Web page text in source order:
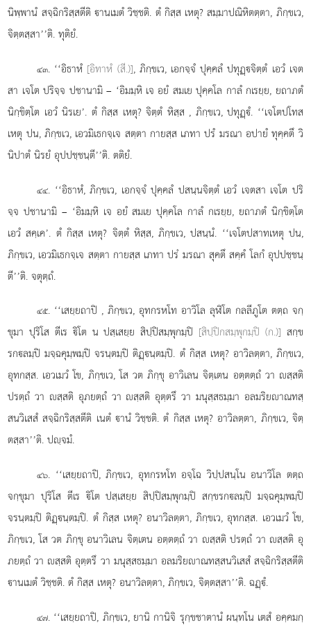
นิพฺพานํ สจฺฉิกริสฺสตีติ านเมตํ วิชฺชติ. ตํ กิสฺส เหตุ? สมฺมาปณิหิตตฺตา, ภิกฺขเว,
จิตฺตสฺสา’’ติ. ทุติยํ.
๔๓. ‘‘อิธาหํ [อิทาหํ (สี.)], ภิกฺขเว, เอกจฺจํ ปุคฺคลํ ปทุฏฺจิตฺตํ เอวํ เจต
สา เจโต ปริจฺจ ปชานามิ – ‘อิมมฺหิ เจ อยํ สมเย ปุคฺคโล กาลํ กเรยฺย, ยถาภตํ
นิกฺขิตฺโต เอวํ นิรเย’. ตํ กิสฺส เหตุ? จิตฺตํ หิสฺส , ภิกฺขเว, ปทุฏฺํ. ‘‘เจโตปโทส
เหตุ ปน, ภิกฺขเว, เอวมิเธกจฺเจ สตฺตา กายสฺส เภทา ปรํ มรณา อปายํ ทุคฺคตึ วิ
นิปาตํ นิรยํ อุปปชฺชนฺตี’’ติ. ตติยํ.
๔๔. ‘‘อิธาหํ, ภิกฺขเว, เอกจฺจํ ปุคฺคลํ ปสนฺนจิตฺตํ เอวํ เจตสา เจโต ปริ
จฺจ ปชานามิ – ‘อิมมฺหิ เจ อยํสมเย ปุคฺคโล กาลํ กเรยฺย, ยถาภตํ นิกฺขิตฺโต
เอวํ สคฺเค’. ตํ กิสฺส เหตุ? จิตฺตํ หิสฺส, ภิกฺขเว, ปสนฺนํ. ‘‘เจโตปสาทเหตุ ปน,
ภิกฺขเว, เอวมิเธกจฺเจ สตฺตา กายสฺส เภทา ปรํ มรณา สุคตึ สคฺคํ โลกํ อุปปชฺชนฺ
ตี’’ติ. จตุตฺถํ.
๔๕. ‘‘เสยฺยถาปิ , ภิกฺขเว, อุทกรหโท อาวิโล ลุฬิโต กลลีภูโต ตตฺถ จกฺ
ขุมา ปุริโส ตีเร ิโต น ปสฺเสยฺย สิปฺปิสมฺพุกมฺปิ [สิปฺปิกสมฺพุกมฺปิ (ก.)] สกฺข
รกลมฺปิ มจฺฉคุมฺพมฺปิ จรนฺตมฺปิ ติฏฺนฺตมฺปิ. ตํ กิสฺส เหตุ? อาวิลตฺตา, ภิกฺขเว,
อุทกสฺส. เอวเมวํ โข, ภิกฺขเว, โส วต ภิกฺขุ อาวิเลน จิตฺเตน อตฺตตฺถํ วา สฺสติ
ปรตฺถํ วา สฺสติ อุภยตฺถํ วา สฺสติ อุตฺตรึ วา มนุสฺสธมฺมา อลมริยาณทสฺ
สนวิเสสํ สจฺฉิกริสฺสตีติ เนตํ านํ วิชฺชติ. ตํ กิสฺส เหตุ? อาวิลตฺตา, ภิกฺขเว, จิตฺ
ตสฺสา’’ติ. ปฺจมํ.
๔๖. ‘‘เสยฺยถาปิ, ภิกฺขเว, อุทกรหโท อจฺโฉ วิปฺปสนฺโน อนาวิโล ตตฺถ
จกฺขุมา ปุริโส ตีเร ิโต ปสฺเสยฺย สิปฺปิสมฺพุกมฺปิ สกฺขรกลมฺปิ มจฺฉคุมฺพมฺปิ
จรนฺตมฺปิ ติฏฺนฺตมฺปิ. ตํ กิสฺส เหตุ? อนาวิลตฺตา, ภิกฺขเว, อุทกสฺส. เอวเมวํ โข,
ภิกฺขเว, โส วต ภิกฺขุ อนาวิเลน จิตฺเตน อตฺตตฺถํ วา สฺสติ ปรตฺถํ วา สฺสติ อุ
ภยตฺถํ วา สฺสติ อุตฺตรึ วา มนุสฺสธมฺมา อลมริยาณทสฺสนวิเสสํ สจฺฉิกริสฺสตีติ
านเมตํ วิชฺชติ. ตํ กิสฺส เหตุ? อนาวิลตฺตา, ภิกฺขเว, จิตฺตสฺสา’’ติ. ฉฏฺํ.
๔๗. ‘‘เสยฺยถาปิ, ภิกฺขเว, ยานิ กานิจิ รุกฺขชาตานํ ผนฺทโน เตสํ อคฺคมกฺ